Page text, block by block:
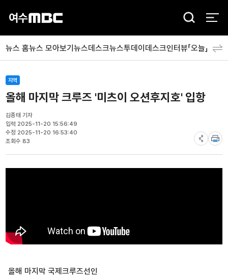
검
뉴스 홈뉴스 모아보기뉴스데스크뉴스투데이데스크인터뷰「오늘」 분야
지역
올해 마지막 크루즈 '미츠이 오션후지호' 입항
김종태 기자
입력 2025-11-20 15:56:49
수정 2025-11-20 16:53:40
조회수 83
올해 마지막 국제크루즈선인